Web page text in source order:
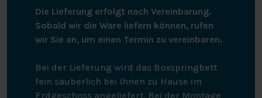
Die Lieferung erfolgt nach Vereinbarung.
Sobald wir die Ware liefern können, rufen
wir Sie an, um einen Termin zu vereinbaren.
Bei der Lieferung wird das Boxspringbett
fein säuberlich bei Ihnen zu Hause im
Erdgeschoss angeliefert. Bei der Montage